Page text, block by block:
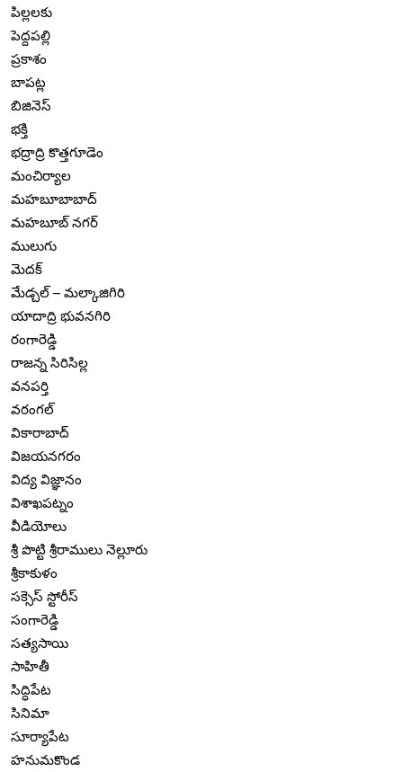
పిల్లలకు
పెద్దపల్లి
ప్రకాశం
బాపట్ల
బిజినెస్
భక్తి
భద్రాద్రి కొత్తగూడెం
మంచిర్యాల
మహబూబాబాద్
మహబూబ్ నగర్
ములుగు
మెదక్
మేడ్చల్ – మల్కాజిగిరి
యాదాద్రి భువనగిరి
రంగారెడ్డి
రాజన్న సిరిసిల్ల
వనపర్తి
వరంగల్
వికారాబాద్
విజయనగరం
విద్య విజ్ఞానం
విశాఖపట్నం
వీడియోలు
శ్రీ పొట్టి శ్రీరాములు నెల్లూరు
శ్రీకాకుళం
సక్సెస్ స్టోరీస్
సంగారెడ్డి
సత్యసాయి
సాహితీ
సిద్ధిపేట
సినిమా
సూర్యాపేట
హనుమకొండ